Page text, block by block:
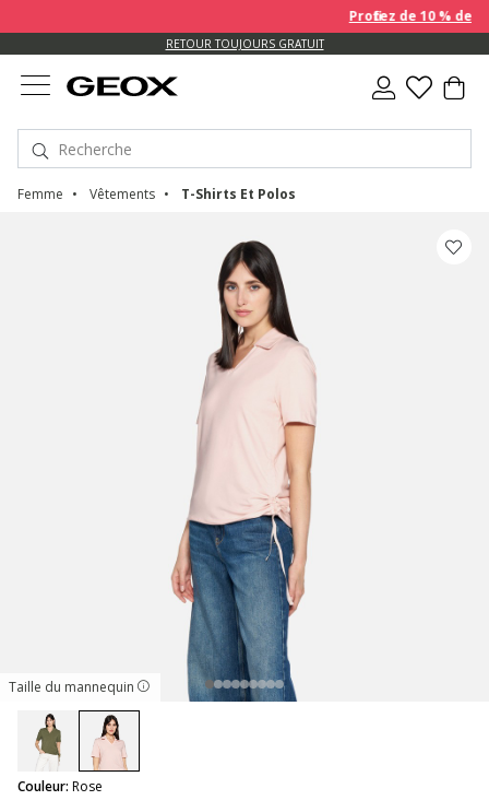
Profitez de 10 % de
RETOUR TOUJOURS GRATUIT
Femme Vêtements T-Shirts Et Polos
Taille du mannequin
Couleur: Rose